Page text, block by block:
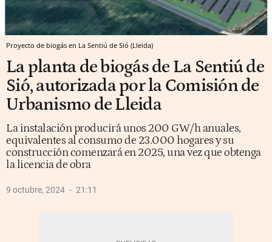
Proyecto de biogás en La Sentiú de Sió (Lleida)
La planta de biogás de La Sentiú de
Sió, autorizada por la Comisión de
Urbanismo de Lleida
La instalación producirá unos 200 GW/h anuales,
equivalentes al consumo de 23.000 hogares y su
construcción comenzará en 2025, una vez que obtenga
la licencia de obra
9 octubre, 2024 21:11